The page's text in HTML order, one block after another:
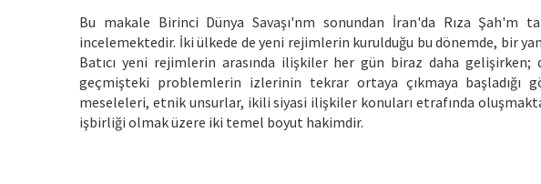
Bu makale Birinci Dünya Savaşı'nm sonundan İran'da Rıza
incelemektedir. İki ülkede de yeni rejimlerin kurulduğu bu dönemde, bir
Batıcı yeni rejimlerin arasında ilişkiler her gün biraz daha
geçmişteki problemlerin izlerinin tekrar ortaya çıkmaya başladığı
meseleleri, etnik unsurlar, ikili siyasi ilişkiler konuları etrafında
işbirliği olmak üzere iki temel boyut hakimdir.